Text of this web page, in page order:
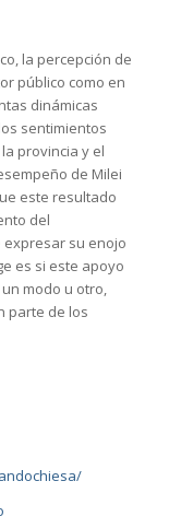
la percepción de
público como en
dinámicas
sentimientos
provincia y el
de Milei
este resultado
del
su enojo
es si este apoyo
modo u otro,
parte de los